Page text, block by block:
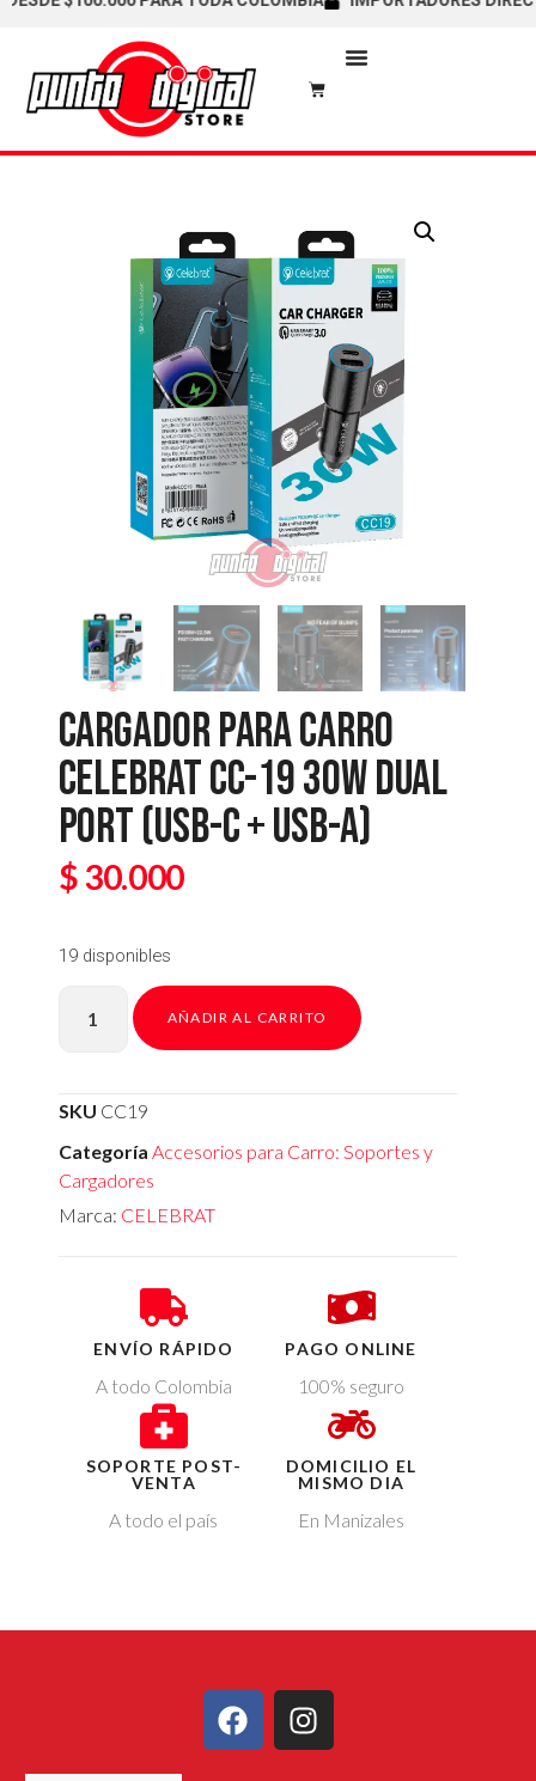
CARGADOR PARA CARRO
CELEBRAT CC-19 30W DUAL
PORT (USB-C + USB-A)
$30.000
19 disponibles
AÑADIR AL CARRITO
SKU CC19
Categoría Accesorios para Carro: Soportes y
Cargadores
Marca: CELEBRAT
ENVÍO RÁPIDO
A todo Colombia
SOPORTE POST-
VENTA
A todo el país
PAGO ONLINE
100% seguro
DOMICILIO EL
MISMO DIA
En Manizales